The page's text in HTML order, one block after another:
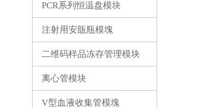
PCR系列恒温盘模块
注射用安瓿瓶模塊
二维码样品冻存管理模块
离心管模块
V型血液收集管模塊